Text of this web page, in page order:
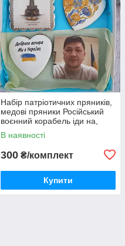
Набір патріотичних пряників,
медові пряники Російський
воєнний корабель іди на,
пряники Доброго вечора ми з
України
В наявності
300 ₴/комплект
Купити